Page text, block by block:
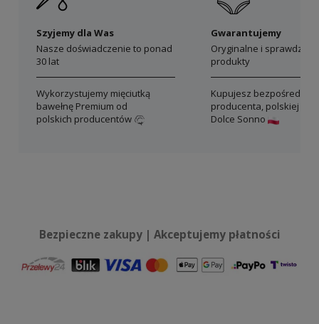
Szyjemy dla Was
Nasze doświadczenie to ponad
30 lat
Wykorzystujemy mięciutką
bawełnę Premium od
polskich producentów
Gwarantujemy
Oryginalne i sprawdzone
produkty
Kupujesz bezpośrednio
producenta, polskiej
Dolce Sonno
Bezpieczne zakupy | Akceptujemy płatności